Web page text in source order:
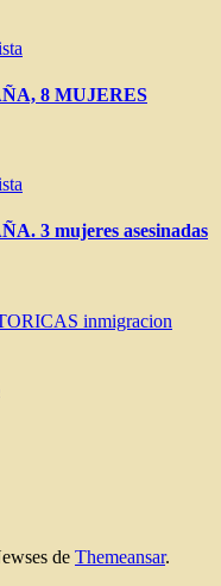
8 MUJERES
3 mujeres asesinadas
inmigracion
de Themeansar.